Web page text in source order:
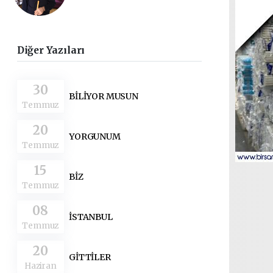
Diğer Yazıları
30
Temmuz
BİLİYOR MUSUN
20
Temmuz
YORGUNUM
15
Temmuz
BİZ
08
Temmuz
İSTANBUL
20
Haziran
GİTTİLER